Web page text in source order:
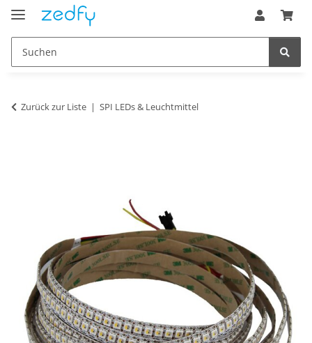
Zurück zur Liste SPI LEDs & Leuchtmittel